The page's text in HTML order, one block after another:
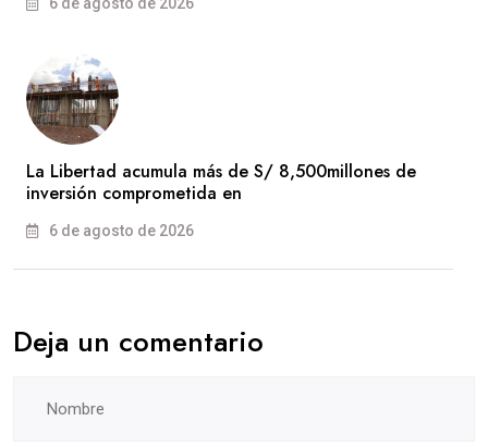
6 de agosto de 2026
La Libertad acumula más de S/ 8,500millones de
inversión comprometida en
6 de agosto de 2026
Deja un comentario